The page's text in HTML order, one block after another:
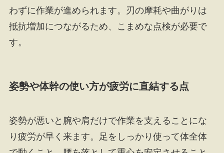
わずに作業が進められます。刃の摩耗や曲がりは
抵抗増加につながるため、こまめな点検が必要で
す。
姿勢や体幹の使い方が疲労に直結する点
姿勢が悪いと腕や肩だけで作業を支えることにな
り疲労が早く来ます。足をしっかり使って体全体